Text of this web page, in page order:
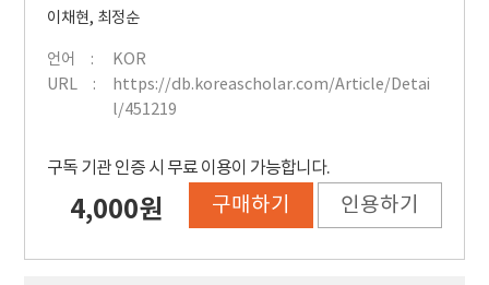
이채현, 최정순
언어
KOR
URL
https://db.koreascholar.com/Article/Detai
l/451219
구독 기관 인증 시 무료 이용이 가능합니다.
4,000원 구매하기 인용하기